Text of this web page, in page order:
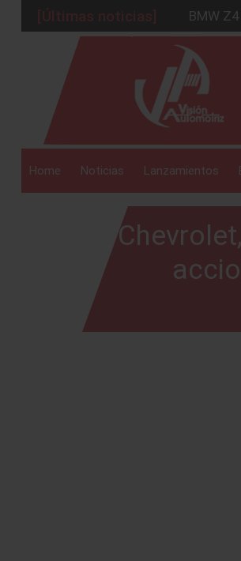
[Últimas noticias]
BMW
Ford
Ventas
Será
Chirey
Home Noticias Lanzamientos